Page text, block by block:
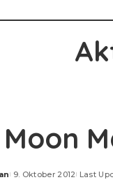
9. Oktober 2012 Last